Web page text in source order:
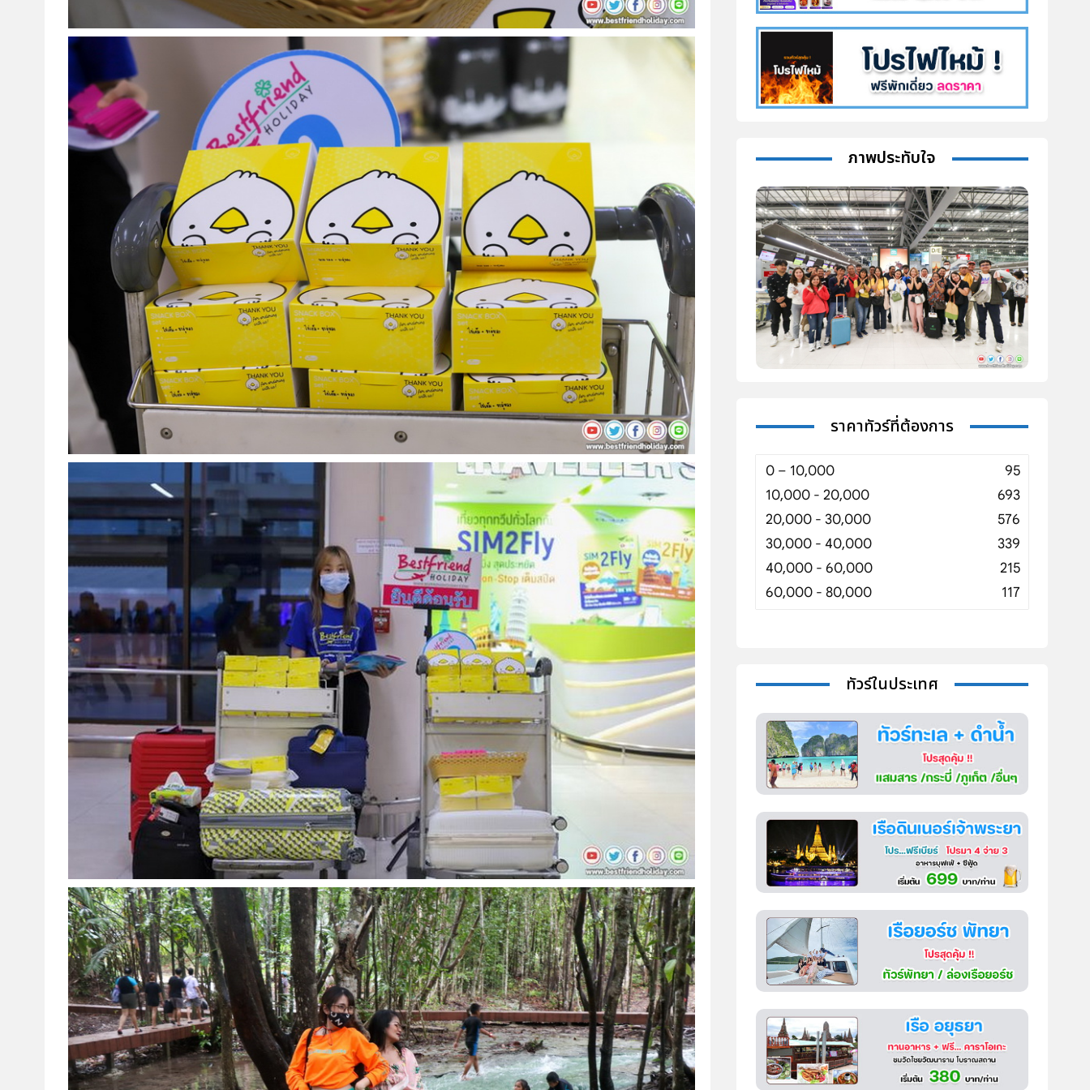
ทัวร์ในประเทศ
จัดกรุ๊ปในประเทศ
เรือเจ้าพระยา
ภาพประทับใจ
ราคาทัวร์ที่ต้องการ
0 – 10,000
95
10,000 - 20,000
693
20,000 - 30,000
576
30,000 - 40,000
339
40,000 - 60,000
215
60,000 - 80,000
117
ทัวร์ในประเทศ